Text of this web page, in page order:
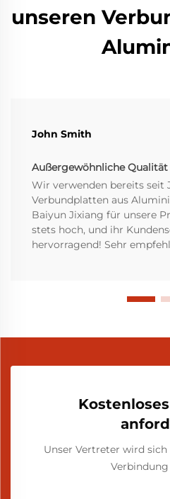
unseren
John Smith
Außergewöhnliche Qualität
Wir verwenden bereits seit
Verbundplatten aus
Baiyun Jixiang für unsere
stets hoch, und ihr
hervorragend! Sehr
Unser Vertreter wird
Verbindung